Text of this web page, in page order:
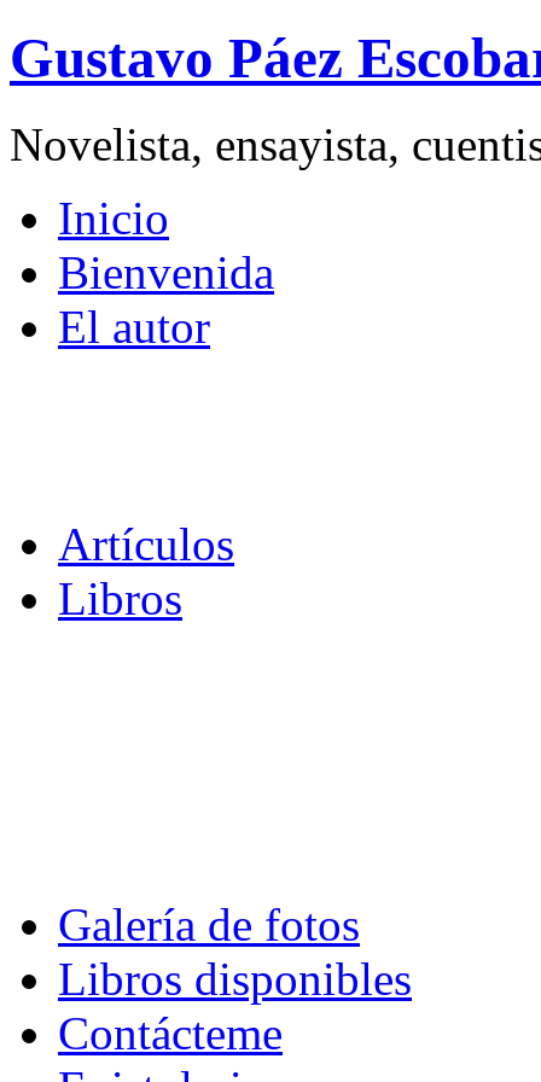
Gustavo Páez
Novelista, ensayista,
Inicio
Bienvenida
El autor
Artículos
Libros
Galería de fotos
Libros disponibles
Contácteme